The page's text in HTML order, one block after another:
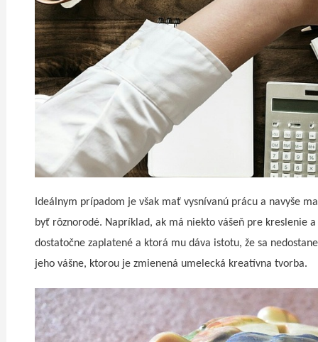
Ideálnym prípadom je však mať vysnívanú prácu a navyše
byť rôznorodé. Napríklad, ak má niekto vášeň pre kreslenie
dostatočne zaplatené a ktorá mu dáva istotu, že sa
jeho vášne, ktorou je zmienená umelecká kreatívna tvorba.